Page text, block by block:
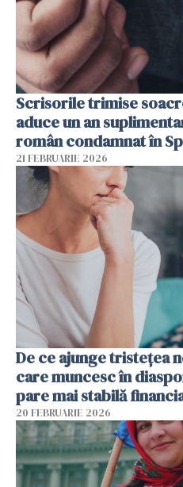
Scrisorile trimise
aduce un an
român condamnat în
21 FEBRUARIE 2026
De ce ajunge tristețea
care muncesc în
pare mai stabilă
20 FEBRUARIE 2026